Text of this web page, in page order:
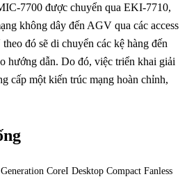
7700 được chuyển qua EKI-7710,
không dây đến AGV qua các access
đó sẽ di chuyển các kệ hàng đến
hướng dẫn. Do đó, việc triển khai giải
cấp một kiến trúc mạng hoàn chỉnh,
CoreI Desktop Compact Fanless